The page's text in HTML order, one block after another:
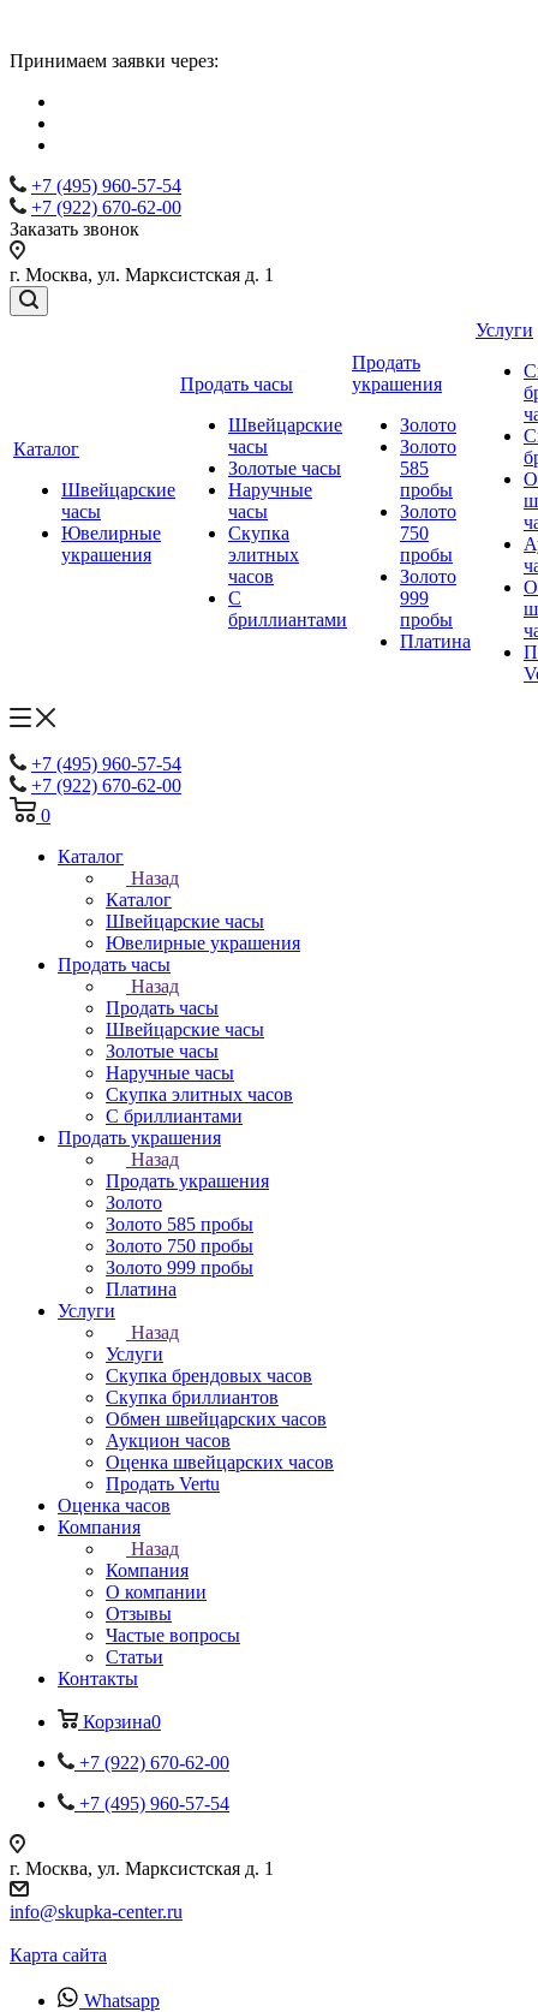
Принимаем заявки через:
+7 (495) 960-57-54
+7 (922) 670-62-00
Заказать звонок
г. Москва, ул. Марксистская д. 1
Каталог
Швейцарские
часы
Ювелирные
украшения
Продать часы
Швейцарские
часы
Золотые часы
Наручные
часы
Скупка
элитных
часов
С
бриллиантами
Продать
украшения
Золото
Золото
585
пробы
Золото
750
пробы
Золото
999
пробы
Платина
Услуги
+7 (495) 960-57-54
+7 (922) 670-62-00
0
Каталог
Назад
Каталог
Швейцарские часы
Ювелирные украшения
Продать часы
Назад
Продать часы
Швейцарские часы
Золотые часы
Наручные часы
Скупка элитных часов
С бриллиантами
Продать украшения
Назад
Продать украшения
Золото
Золото 585 пробы
Золото 750 пробы
Золото 999 пробы
Платина
Услуги
Назад
Услуги
Скупка брендовых часов
Скупка бриллиантов
Обмен швейцарских часов
Аукцион часов
Оценка швейцарских часов
Продать Vertu
Оценка часов
Компания
Назад
Компания
О компании
Отзывы
Частые вопросы
Статьи
Контакты
Корзина0
+7 (922) 670-62-00
+7 (495) 960-57-54
г. Москва, ул. Марксистская д. 1
info@skupka-center.ru
Карта сайта
Whatsapp